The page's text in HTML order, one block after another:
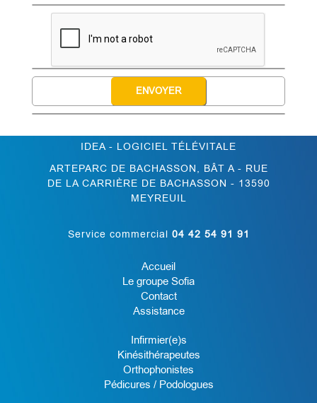
IDEA - LOGICIEL TÉLÉVITALE
ARTEPARC DE BACHASSON, BÂT A - RUE
DE LA CARRIÈRE DE BACHASSON - 13590
MEYREUIL
Service commercial 04 42 54 91 91
Accueil
Le groupe Sofia
Contact
Assistance
Infirmier(e)s
Kinésithérapeutes
Orthophonistes
Pédicures / Podologues